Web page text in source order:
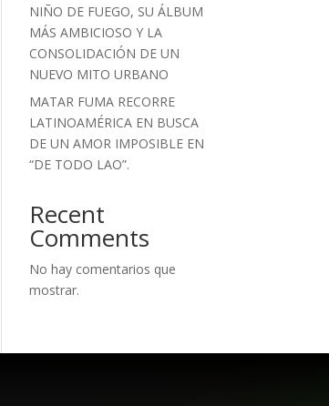
NIÑO DE FUEGO, SU ÁLBUM
MÁS AMBICIOSO Y LA
CONSOLIDACIÓN DE UN
NUEVO MITO URBANO
MATAR FUMA RECORRE
LATINOAMÉRICA EN BUSCA
DE UN AMOR IMPOSIBLE EN
“DE TODO LAO”.
Recent
Comments
No hay comentarios que
mostrar.